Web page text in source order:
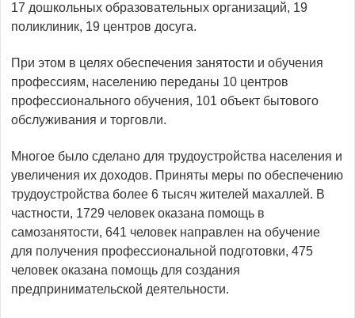
17 дошкольных образовательных организаций, 19
поликлиник, 19 центров досуга.
При этом в целях обеспечения занятости и обучения
профессиям, населению переданы 10 центров
профессионального обучения, 101 объект бытового
обслуживания и торговли.
Многое было сделано для трудоустройства населения и
увеличения их доходов. Приняты меры по обеспечению
трудоустройства более 6 тысяч жителей махаллей. В
частности, 1729 человек оказана помощь в
самозанятости, 641 человек направлен на обучение
для получения профессиональной подготовки, 475
человек оказана помощь для создания
предпринимательской деятельности.